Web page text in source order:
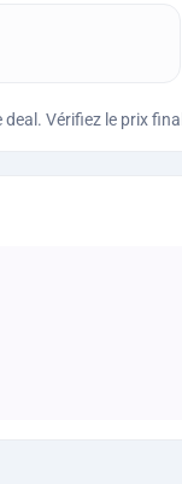
Vérifiez le prix